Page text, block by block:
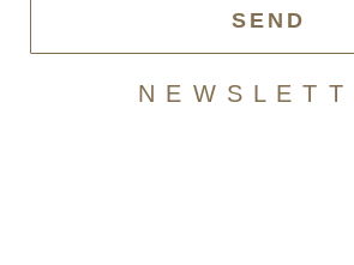
SEND
N E W S L E T T